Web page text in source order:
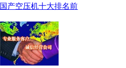
国产空压机十大排名前